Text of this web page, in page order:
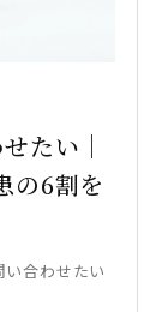
たい｜
の6割を
合わせたい